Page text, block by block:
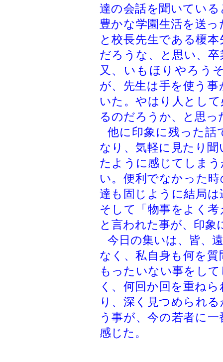
達の会話を聞いてい
豊かな学園生活を送
と校長先生である榎
だろうな、と思い、
又、いもほりやろう
が、先生は手を使う
いた。やはり人とし
るのだろうか、と思っ
他に印象に残った話
なり、気軽に見たり
たように感じてしま
い。便利でなかった
達も固じように結局
そして「物事をよく
と言われた事が、印象
今日の集いは、皆、
なく、私自身も何を
もったいない事をし
く、何回か回を重ね
り、深く見つめられ
う事が、今の若者に
感じた。